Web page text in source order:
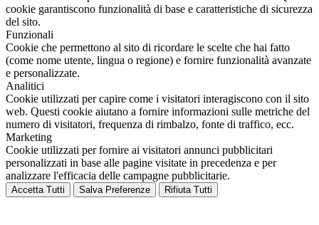
cookie garantiscono funzionalità di base e caratteristiche di sicurezza
del sito.
Funzionali
Cookie che permettono al sito di ricordare le scelte che hai fatto
(come nome utente, lingua o regione) e fornire funzionalità avanzate
e personalizzate.
Analitici
Cookie utilizzati per capire come i visitatori interagiscono con il sito
web. Questi cookie aiutano a fornire informazioni sulle metriche del
numero di visitatori, frequenza di rimbalzo, fonte di traffico, ecc.
Marketing
Cookie utilizzati per fornire ai visitatori annunci pubblicitari
personalizzati in base alle pagine visitate in precedenza e per
analizzare l'efficacia delle campagne pubblicitarie.
Accetta Tutti Salva Preferenze Rifiuta Tutti